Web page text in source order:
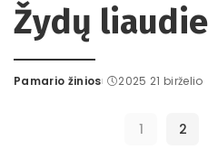
Žydų
Posted
Pamario žinios 2025 21 birželio
1 2